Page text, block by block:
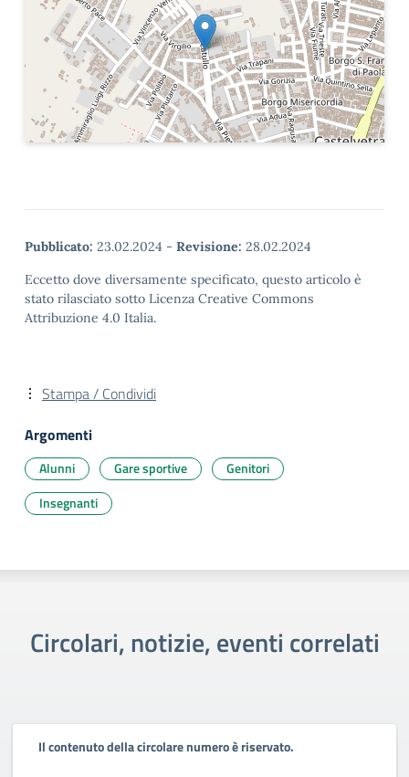
Pubblicato: 23.02.2024 - Revisione: 28.02.2024
Eccetto dove diversamente specificato, questo articolo è
stato rilasciato sotto Licenza Creative Commons
Attribuzione 4.0 Italia.
Stampa / Condividi
Argomenti
Alunni Gare sportive
Genitori
Insegnanti
Circolari, notizie, eventi correlati
Il contenuto della circolare numero è riservato.